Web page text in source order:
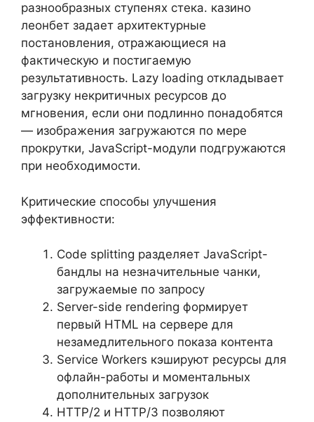
разнообразных ступенях стека. казино
леонбет задает архитектурные
постановления, отражающиеся на
фактическую и постигаемую
результативность. Lazy loading откладывает
загрузку некритичных ресурсов до
мгновения, если они подлинно понадобятся
— изображения загружаются по мере
прокрутки, JavaScript-модули подгружаются
при необходимости.
Критические способы улучшения
эффективности:
Code splitting разделяет JavaScript-
бандлы на незначительные чанки,
загружаемые по запросу
Server-side rendering формирует
первый HTML на сервере для
незамедлительного показа контента
Service Workers кэшируют ресурсы для
офлайн-работы и моментальных
дополнительных загрузок
HTTP/2 и HTTP/3 позволяют